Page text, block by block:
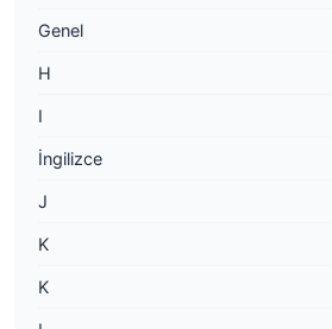
Genel
H
I
İngilizce
J
K
K